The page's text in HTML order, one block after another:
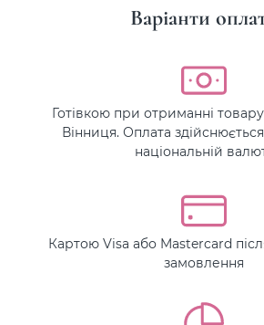
Варіанти
Готівкою при отриманні
Вінниця. Оплата
національній
Картою Visa або Mastercard
замовлення